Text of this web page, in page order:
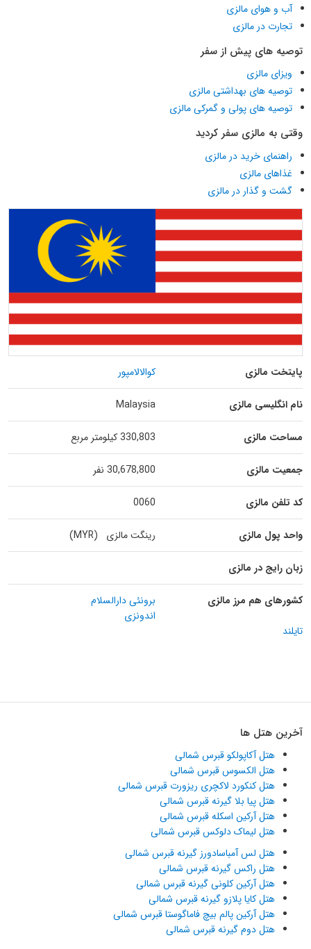
آب و هوای مالزی
تجارت در مالزی
توصیه های پیش از سفر
ویزای مالزی
توصیه های بهداشتی مالزی
توصیه های پولی و گمرکی مالزی
وقتی به مالزی سفر کردید
راهنمای خرید در مالزی
غذاهای مالزی
گشت و گذار در مالزی
پایتخت مالزی کوالالامپور
نام انگلیسی مالزی Malaysia
مساحت مالزی 330,803 کیلومتر مربع
جمعیت مالزی 30,678,800 نفر
کد تلفن مالزی 0060
واحد پول مالزی رینگت مالزی (MYR)
زبان رایج در مالزی
کشورهای هم مرز مالزی
برونئی دارالسلام
اندونزی
تایلند
آخرین هتل ها
هتل آکاپولکو قبرس شمالی
هتل الکسوس قبرس شمالی
هتل کنکورد لاکچری ریزورت قبرس شمالی
هتل پیا بلا گیرنه قبرس شمالی
هتل آرکین اسکله قبرس شمالی
هتل لیماک دلوکس قبرس شمالی
هتل لس آمباسادورز گیرنه قبرس شمالی
هتل راکس گیرنه قبرس شمالی
هتل آرکین کلونی گیرنه قبرس شمالی
هتل کایا پلازو گیرنه قبرس شمالی
هتل آرکین پالم بیچ فاماگوستا قبرس شمالی
هتل دوم گیرنه قبرس شمالی